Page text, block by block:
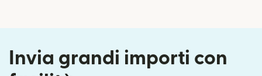
Invia grandi importi con